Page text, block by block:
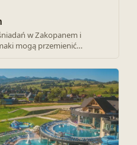
w Zakopanem i
mogą przemienić…